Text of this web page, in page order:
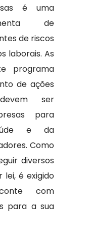
é uma
de
de riscos
laborais. As
programa
de ações
ser
para
e da
Como
diversos
lei, é exigido
com
para a sua